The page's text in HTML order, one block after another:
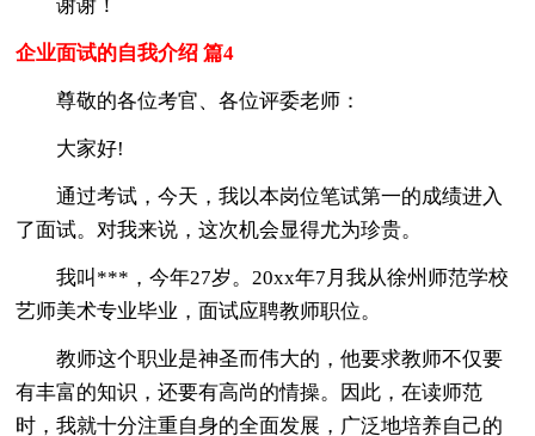
谢谢！
企业面试的自我介绍 篇4
尊敬的各位考官、各位评委老师：
大家好!
通过考试，今天，我以本岗位笔试第一的成绩进入
了面试。对我来说，这次机会显得尤为珍贵。
我叫***，今年27岁。20xx年7月我从徐州师范学校
艺师美术专业毕业，面试应聘教师职位。
教师这个职业是神圣而伟大的，他要求教师不仅要
有丰富的知识，还要有高尚的情操。因此，在读师范
时，我就十分注重自身的全面发展，广泛地培养自己的